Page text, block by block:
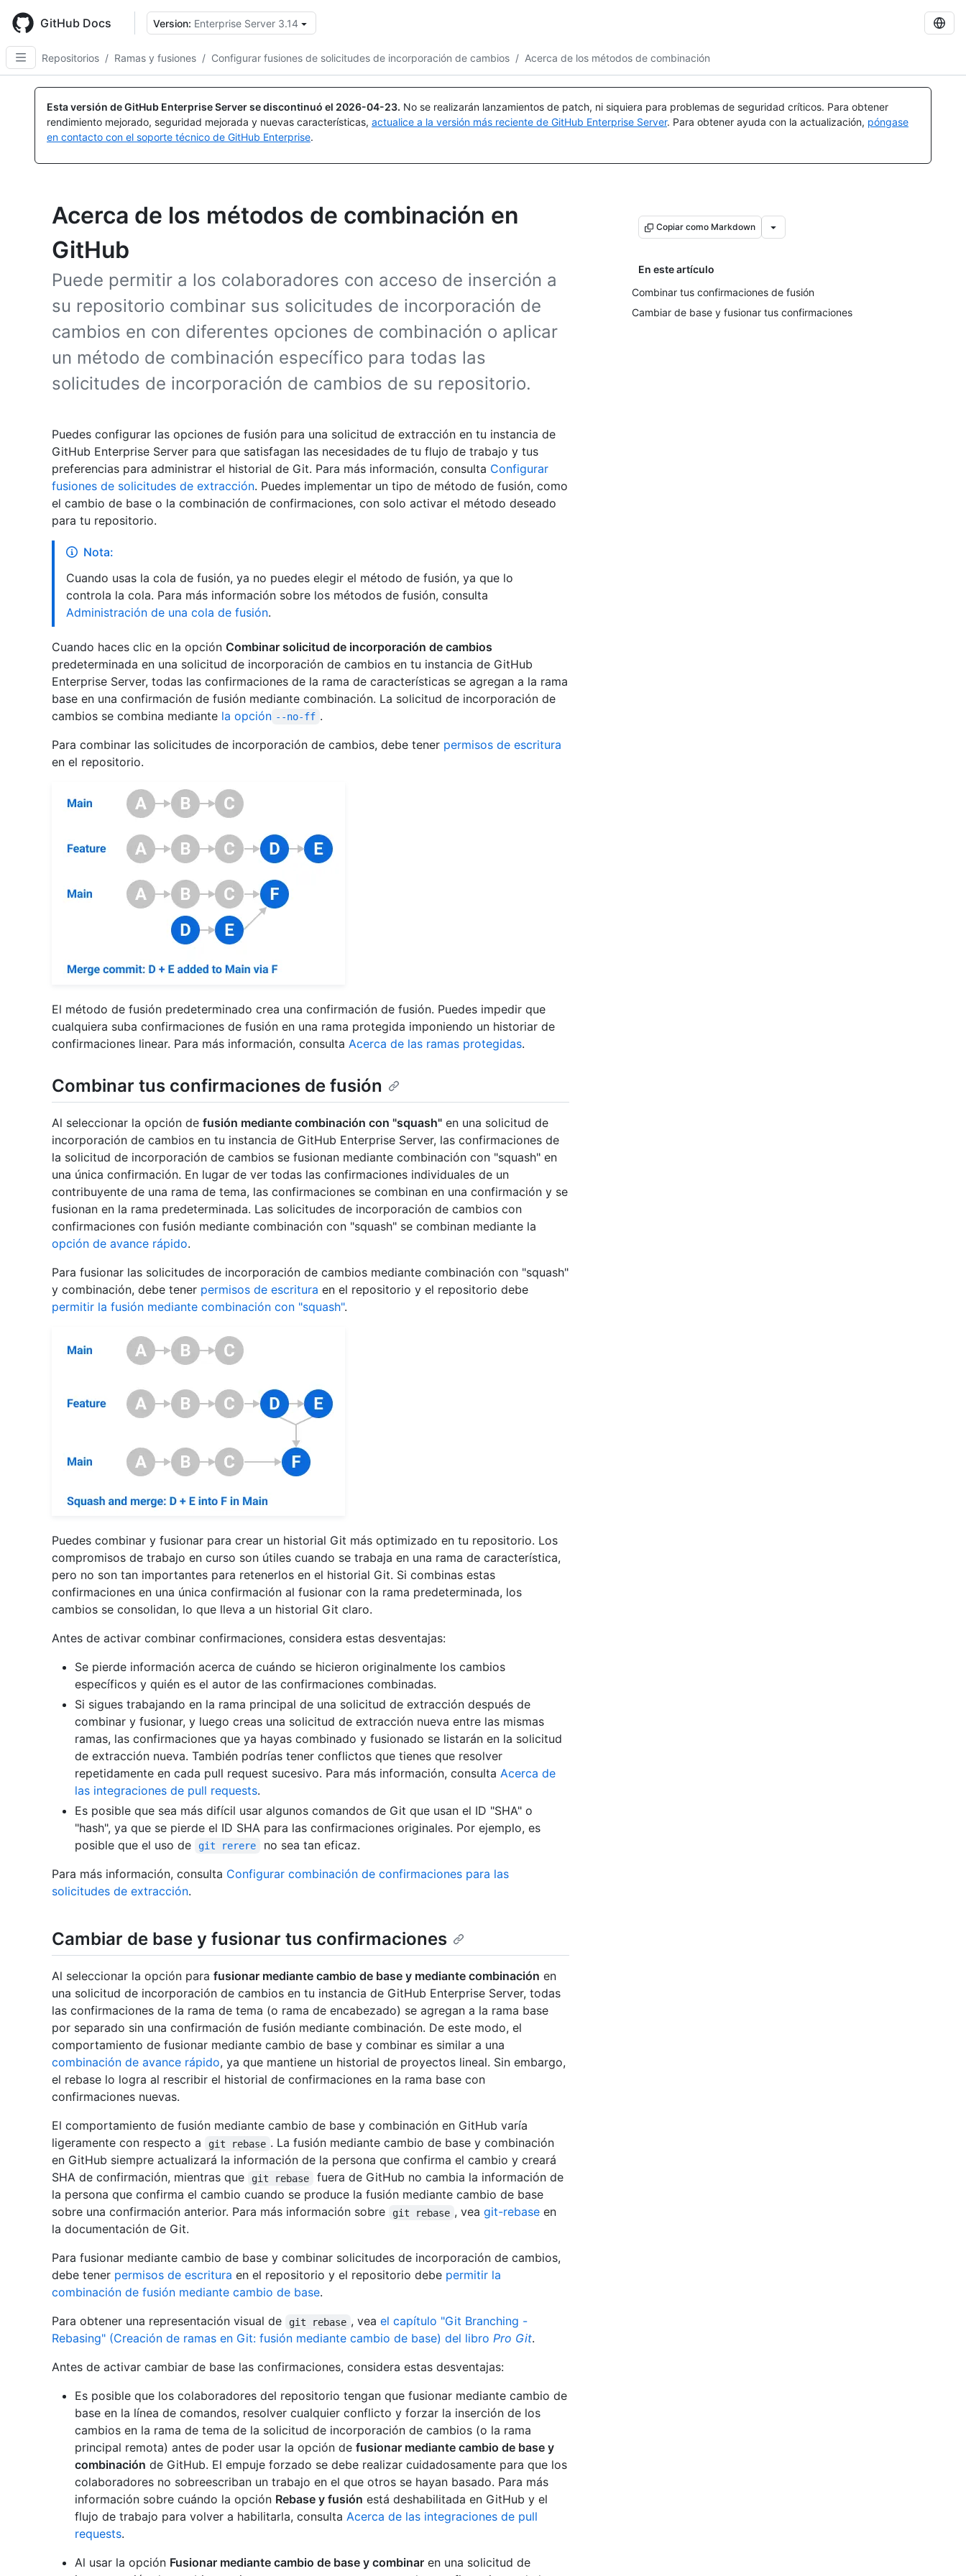
main
content
GitHub Docs Version: Enterprise Server 3.14
Repositorios / Ramas y fusiones / Configurar fusiones de solicitudes de incorporación de cambios / Acerca de los métodos de combinación
Esta versión de GitHub Enterprise Server se discontinuó el 2026-04-23. No se realizarán lanzamientos de patch, ni siquiera para problemas de seguridad críticos. Para obtener
rendimiento mejorado, seguridad mejorada y nuevas características, actualice a la versión más reciente de GitHub Enterprise Server. Para obtener ayuda con la actualización, póngase
en contacto con el soporte técnico de GitHub Enterprise.
Acerca de los métodos de combinación en
GitHub
Puede permitir a los colaboradores con acceso de inserción a
su repositorio combinar sus solicitudes de incorporación de
cambios en con diferentes opciones de combinación o aplicar
un método de combinación específico para todas las
solicitudes de incorporación de cambios de su repositorio.
Copiar como Markdown
En este artículo
Combinar tus confirmaciones de fusión
Cambiar de base y fusionar tus confirmaciones
Puedes configurar las opciones de fusión para una solicitud de extracción en tu instancia de
GitHub Enterprise Server para que satisfagan las necesidades de tu flujo de trabajo y tus
preferencias para administrar el historial de Git. Para más información, consulta Configurar
fusiones de solicitudes de extracción. Puedes implementar un tipo de método de fusión, como
el cambio de base o la combinación de confirmaciones, con solo activar el método deseado
para tu repositorio.
Nota:
Cuando usas la cola de fusión, ya no puedes elegir el método de fusión, ya que lo
controla la cola. Para más información sobre los métodos de fusión, consulta
Administración de una cola de fusión.
Cuando haces clic en la opción Combinar solicitud de incorporación de cambios
predeterminada en una solicitud de incorporación de cambios en tu instancia de GitHub
Enterprise Server, todas las confirmaciones de la rama de características se agregan a la rama
base en una confirmación de fusión mediante combinación. La solicitud de incorporación de
cambios se combina mediante la opción --no-ff .
Para combinar las solicitudes de incorporación de cambios, debe tener permisos de escritura
en el repositorio.
El método de fusión predeterminado crea una confirmación de fusión. Puedes impedir que
cualquiera suba confirmaciones de fusión en una rama protegida imponiendo un historiar de
confirmaciones linear. Para más información, consulta Acerca de las ramas protegidas.
Combinar tus confirmaciones de fusión
Al seleccionar la opción de fusión mediante combinación con "squash" en una solicitud de
incorporación de cambios en tu instancia de GitHub Enterprise Server, las confirmaciones de
la solicitud de incorporación de cambios se fusionan mediante combinación con "squash" en
una única confirmación. En lugar de ver todas las confirmaciones individuales de un
contribuyente de una rama de tema, las confirmaciones se combinan en una confirmación y se
fusionan en la rama predeterminada. Las solicitudes de incorporación de cambios con
confirmaciones con fusión mediante combinación con "squash" se combinan mediante la
opción de avance rápido.
Para fusionar las solicitudes de incorporación de cambios mediante combinación con "squash"
y combinación, debe tener permisos de escritura en el repositorio y el repositorio debe
permitir la fusión mediante combinación con "squash".
Puedes combinar y fusionar para crear un historial Git más optimizado en tu repositorio. Los
compromisos de trabajo en curso son útiles cuando se trabaja en una rama de característica,
pero no son tan importantes para retenerlos en el historial Git. Si combinas estas
confirmaciones en una única confirmación al fusionar con la rama predeterminada, los
cambios se consolidan, lo que lleva a un historial Git claro.
Antes de activar combinar confirmaciones, considera estas desventajas:
Se pierde información acerca de cuándo se hicieron originalmente los cambios
específicos y quién es el autor de las confirmaciones combinadas.
Si sigues trabajando en la rama principal de una solicitud de extracción después de
combinar y fusionar, y luego creas una solicitud de extracción nueva entre las mismas
ramas, las confirmaciones que ya hayas combinado y fusionado se listarán en la solicitud
de extracción nueva. También podrías tener conflictos que tienes que resolver
repetidamente en cada pull request sucesivo. Para más información, consulta Acerca de
las integraciones de pull requests.
Es posible que sea más difícil usar algunos comandos de Git que usan el ID "SHA" o
"hash", ya que se pierde el ID SHA para las confirmaciones originales. Por ejemplo, es
posible que el uso de
git rerere
no sea tan eficaz.
Para más información, consulta Configurar combinación de confirmaciones para las
solicitudes de extracción.
Cambiar de base y fusionar tus confirmaciones
Al seleccionar la opción para fusionar mediante cambio de base y mediante combinación en
una solicitud de incorporación de cambios en tu instancia de GitHub Enterprise Server, todas
las confirmaciones de la rama de tema (o rama de encabezado) se agregan a la rama base
por separado sin una confirmación de fusión mediante combinación. De este modo, el
comportamiento de fusionar mediante cambio de base y combinar es similar a una
combinación de avance rápido, ya que mantiene un historial de proyectos lineal. Sin embargo,
el rebase lo logra al rescribir el historial de confirmaciones en la rama base con
confirmaciones nuevas.
El comportamiento de fusión mediante cambio de base y combinación en GitHub varía
ligeramente con respecto a
git rebase . La fusión mediante cambio de base y combinación
en GitHub siempre actualizará la información de la persona que confirma el cambio y creará
SHA de confirmación, mientras que
git rebase
fuera de GitHub no cambia la información de
la persona que confirma el cambio cuando se produce la fusión mediante cambio de base
sobre una confirmación anterior. Para más información sobre
git rebase , vea git-rebaseen
la documentación de Git.
Para fusionar mediante cambio de base y combinar solicitudes de incorporación de cambios,
debe tener permisos de escritura en el repositorio y el repositorio debe permitir la
combinación de fusión mediante cambio de base.
Para obtener una representación visual de
git rebase , vea el capítulo "Git Branching -
Rebasing" (Creación de ramas en Git: fusión mediante cambio de base) del libro Pro Git.
Antes de activar cambiar de base las confirmaciones, considera estas desventajas:
Es posible que los colaboradores del repositorio tengan que fusionar mediante cambio de
base en la línea de comandos, resolver cualquier conflicto y forzar la inserción de los
cambios en la rama de tema de la solicitud de incorporación de cambios (o la rama
principal remota) antes de poder usar la opción de fusionar mediante cambio de base y
combinación de GitHub. El empuje forzado se debe realizar cuidadosamente para que los
colaboradores no sobreescriban un trabajo en el que otros se hayan basado. Para más
información sobre cuándo la opción Rebase y fusión está deshabilitada en GitHub y el
flujo de trabajo para volver a habilitarla, consulta Acerca de las integraciones de pull
requests.
Al usar la opción Fusionar mediante cambio de base y combinar en una solicitud de